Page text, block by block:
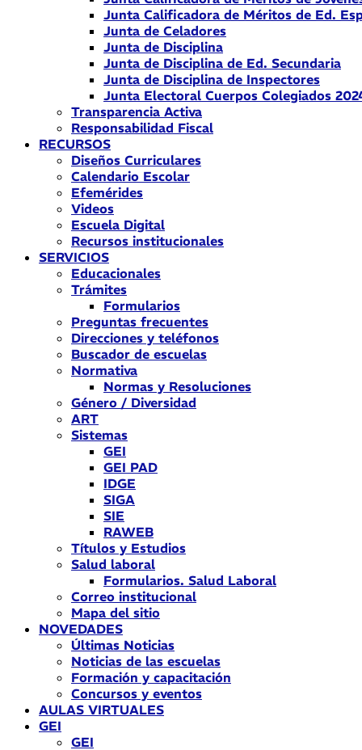
Junta Calificadora de Méritos de Ed.
Junta de Celadores
Junta de Disciplina
Junta de Disciplina de Ed. Secundaria
Junta de Disciplina de Inspectores
Junta Electoral Cuerpos Colegiados
Transparencia Activa
Responsabilidad Fiscal
RECURSOS
Diseños Curriculares
Calendario Escolar
Efemérides
Videos
Escuela Digital
Recursos institucionales
SERVICIOS
Educacionales
Trámites
Formularios
Preguntas frecuentes
Direcciones y teléfonos
Buscador de escuelas
Normativa
Normas y Resoluciones
Género / Diversidad
ART
Sistemas
GEI
GEI PAD
IDGE
SIGA
SIE
RAWEB
Títulos y Estudios
Salud laboral
Formularios. Salud Laboral
Correo institucional
Mapa del sitio
NOVEDADES
Últimas Noticias
Noticias de las escuelas
Formación y capacitación
Concursos y eventos
AULAS VIRTUALES
GEI
GEI